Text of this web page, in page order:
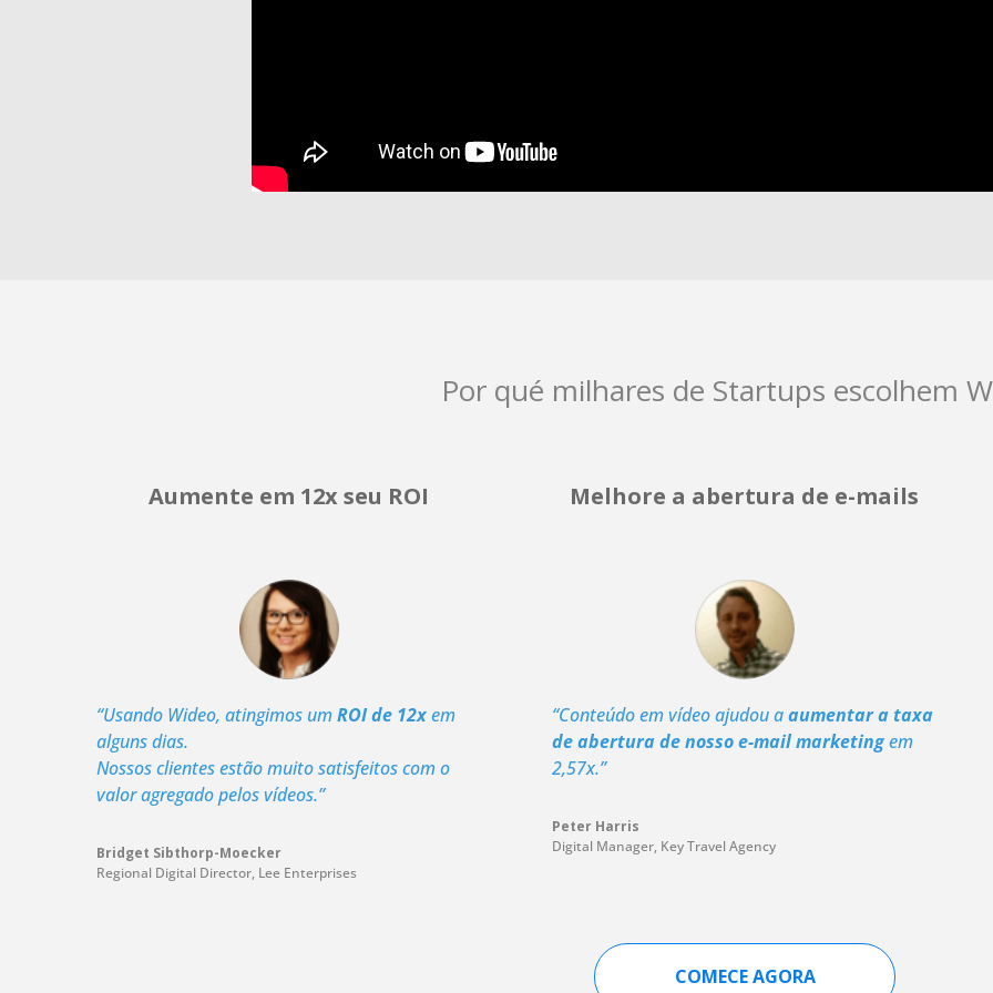
Por qué milhares de Startups escolhem
Aumente em 12x seu ROI
“Usando Wideo, atingimos umROI de 12xem
alguns dias.
Nossos clientes estão muito satisfeitos com o
valor agregado pelos vídeos.”
Bridget Sibthorp-Moecker
Regional Digital Director, Lee Enterprises
Melhore a abertura de e-mails
“Conteúdo em vídeo ajudou aaumentar a taxa
de abertura de nosso e-mail marketingem
2,57x.”
Peter Harris
Digital Manager, Key Travel Agency
COMECE AGORA